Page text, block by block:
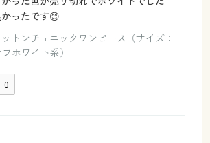
ったです😊
トンチュニックワンピース（サイズ：
ホワイト系）
0